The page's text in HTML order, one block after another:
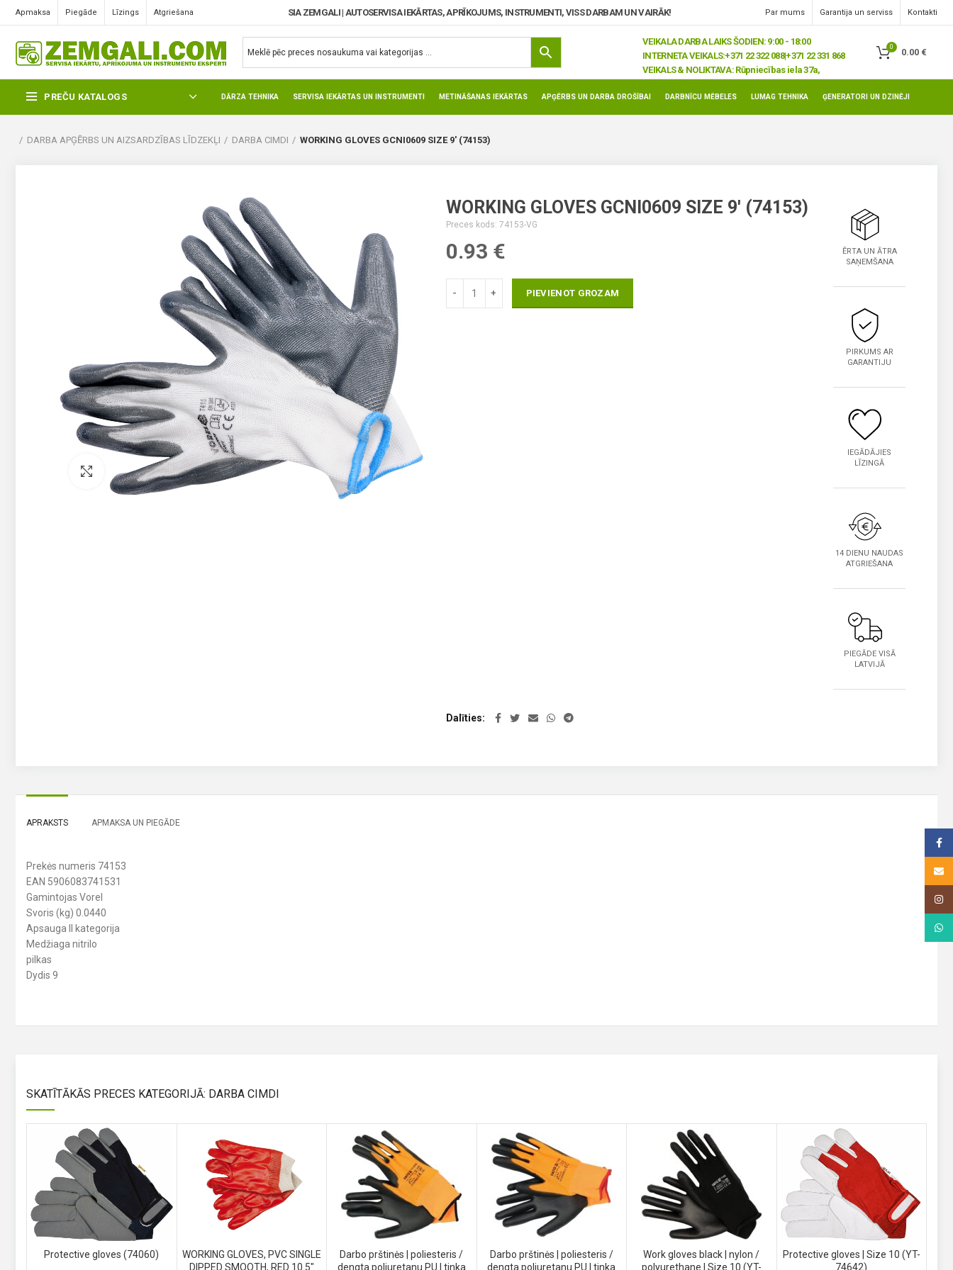
Apmaksa Piegāde Līzings Atgriešana SIA ZEMGALI | AUTOSERVISA IEKĀRTAS, APRĪKOJUMS, INSTRUMENTI, VISS DARBAM UN VAIRĀK! Par mums Garantija un serviss Kontakti
VEIKALA DARBA LAIKS ŠODIEN: 9:00 - 18:00
INTERNETA VEIKALS:+371 22 322 088|+371 22 331 868
VEIKALS & NOLIKTAVA: Rūpniecības iela 37a,
0
0.00 €
PREČU KATALOGS DĀRZA TEHNIKA SERVISA IEKĀRTAS UN INSTRUMENTI METINĀŠANAS IEKĀRTAS APĢĒRBS UN DARBA DROŠĪBAI DARBNĪCU MĒBELES LUMAG TEHNIKA ĢENERATORI UN DZINĒJI
DARBA APĢĒRBS UN AIZSARDZĪBAS LĪDZEKĻI DARBA CIMDI WORKING GLOVES GCNI0609 SIZE 9′ (74153)
Pietuvināt
WORKING GLOVES GCNI0609 SIZE 9′ (74153)
Preces kods: 74153-VG
0.93 €
PIEVIENOT GROZAM
Dalīties
ĒRTA UN ĀTRA
SAŅEMŠANA
PIRKUMS AR
GARANTIJU
IEGĀDĀJIES
LĪZINGĀ
14 DIENU NAUDAS
ATGRIEŠANA
PIEGĀDE VISĀ
LATVIJĀ
APRAKSTS APMAKSA UN PIEGĀDE
Prekės numeris 74153
EAN 5906083741531
Gamintojas Vorel
Svoris (kg) 0.0440
Apsauga II kategorija
Medžiaga nitrilo
pilkas
Dydis 9
SKATĪTĀKĀS PRECES KATEGORIJĀ: DARBA CIMDI
Protective gloves (74060)
WORKING GLOVES, PVC SINGLE
DIPPED SMOOTH, RED 10.5″
Darbo prštinės | poliesteris /
dengta poliuretanu PU | tinka
Darbo prštinės | poliesteris /
dengta poliuretanu PU | tinka
Work gloves black | nylon /
polyurethane | Size 10 (YT-
Protective gloves | Size 10 (YT-
74642)
Email